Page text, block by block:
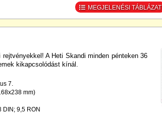
MEGJELENÉSI TÁBLÁZAT
A Heti Skandi minden pénteken 36
kikapcsolódást kínál.
7.
mm)
DIN; 9,5 RON